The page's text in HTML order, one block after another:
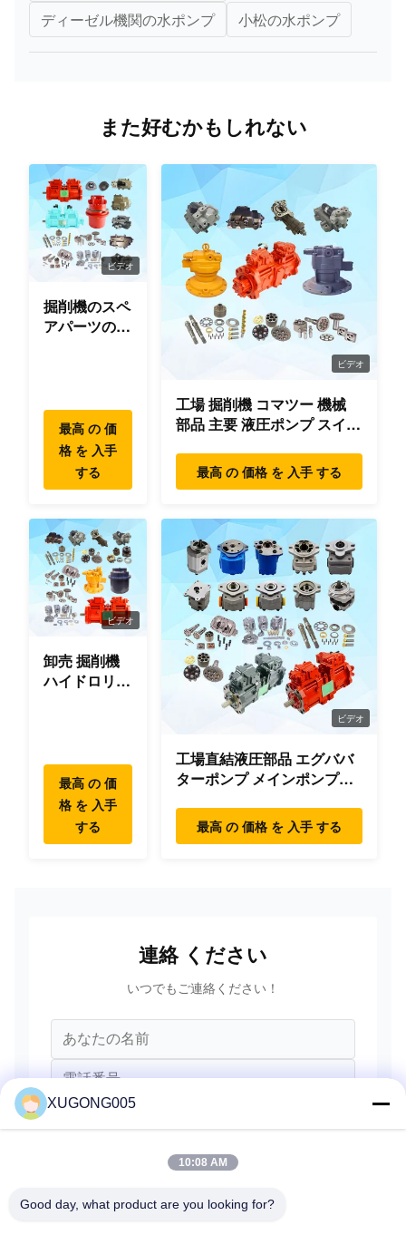
ば
のy
13
の
ろ
ば
のy
6138-61-
/6138-61-
1400
松
WA350-
1/PC400-
1/6D110
ポ
ン
ろ
ば
のy
PC400-6
15
ポ
ン
プ
の
ろ
のy
6685-61-
小
松
NH220
プ
の
ろ
6685-61-
小
松
の
ろ
ば
のy
小
松
水
プ
ディーゼル機関の水ポンプ
小松の水ポンプ
また好むかもしれない
ビデオ
掘削機のスペ
アパーツのオ
最高 の 価
格 を 入手
する
ビデオ
工場 掘削機 コマツー 機械
部品 主要 液圧ポンプ スイン
部品 掘削機
最高 の 価格 を 入手 する
ビデオ
卸売 掘削機
ハイドロリッ
スウィング
モーター ハ
イデヤンマー
コマツー ヒ
タチ XCMG
最高 の 価
格 を 入手
する
ビデオ
工場直結液圧部品 エグババ
ターポンプ メインポンプエ
PC/EX/EC/DH/DX/CAAT/SH
部品
最高 の 価格 を 入手 する
連絡 ください
いつでもご連絡ください！
XUGONG005
10:08 AM
Good day, what product are you looking for?